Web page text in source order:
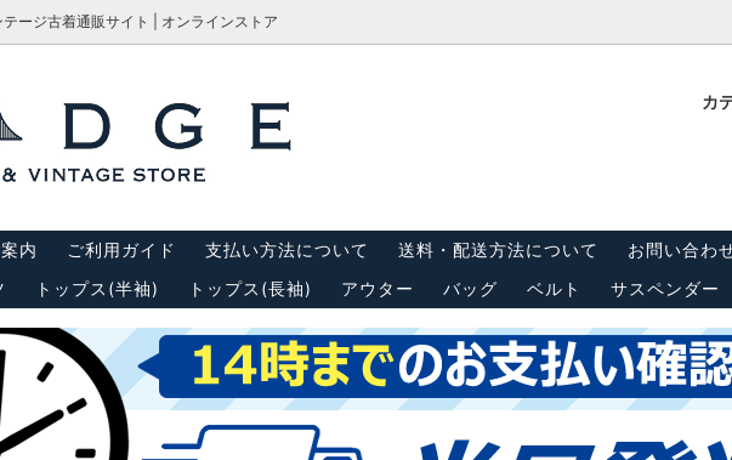
ージ古着通販サイト | オンラインストア
カ
パンツ
トップス(半袖) キャップ
サスペンダー シーツ・はぎれ
M-65
USA製 リーバイス550 スウェット・パーカー
サイズ計測方法
内 ご利用ガイド 支払い方法について 送料・配送方法について
お問い合わ
トップス(半袖) トップス(長袖) アウター バッグ ベルト サスペンダー